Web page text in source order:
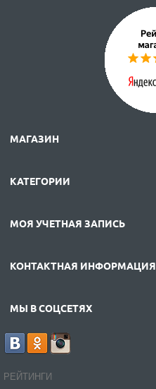
МАГАЗИН
КАТЕГОРИИ
МОЯ УЧЕТНАЯ ЗАПИСЬ
КОНТАКТНАЯ ИНФОРМАЦИЯ
МЫ В СОЦСЕТЯХ
РЕЙТИНГИ